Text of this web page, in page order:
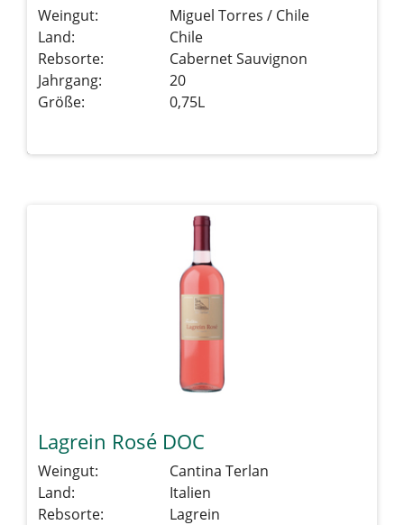
Weingut:
Miguel Torres / Chile
Land:
Chile
Rebsorte:
Cabernet Sauvignon
Jahrgang:
20
Größe:
0,75L
Lagrein Rosé DOC
Weingut:
Cantina Terlan
Land:
Italien
Rebsorte:
Lagrein